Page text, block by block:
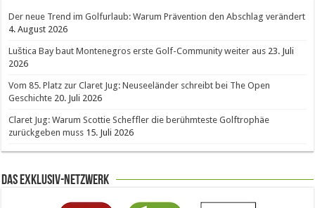
Der neue Trend im Golfurlaub: Warum Prävention den Abschlag verändert
4. August 2026
Luštica Bay baut Montenegros erste Golf-Community weiter aus 23. Juli
2026
Vom 85. Platz zur Claret Jug: Neuseeländer schreibt bei The Open
Geschichte 20. Juli 2026
Claret Jug: Warum Scottie Scheffler die berühmteste Golftrophäe
zurückgeben muss 15. Juli 2026
Das Exklusiv-Netzwerk